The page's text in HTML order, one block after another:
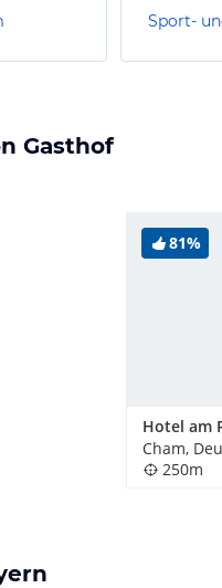
Sport-
Gasthof
81%
Cham,
250m